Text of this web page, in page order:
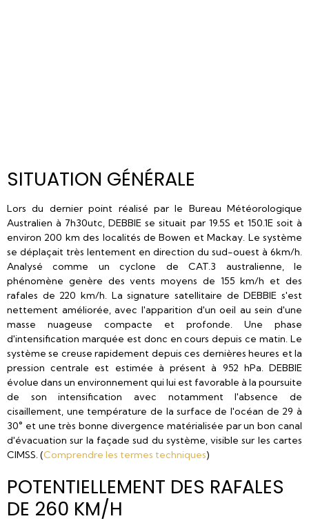
SITUATION GÉNÉRALE
Lors du dernier point réalisé par le Bureau Météorologique
Australien à 7h30utc, DEBBIE se situait par 19.5S et 150.1E soit à
environ 200 km des localités de Bowen et Mackay. Le système
se déplaçait très lentement en direction du sud-ouest à 6km/h.
Analysé comme un cyclone de CAT.3 australienne, le
phénomène genère des vents moyens de 155 km/h et des
rafales de 220 km/h. La signature satellitaire de DEBBIE s'est
nettement améliorée, avec l'apparition d'un oeil au sein d'une
masse nuageuse compacte et profonde. Une phase
d'intensification marquée est donc en cours depuis ce matin. Le
système se creuse rapidement depuis ces dernières heures et la
pression centrale est estimée à présent à 952 hPa. DEBBIE
évolue dans un environnement qui lui est favorable à la poursuite
de son intensification avec notamment l'absence de
cisaillement, une température de la surface de l'océan de 29 à
30° et une très bonne divergence matérialisée par un bon canal
d'évacuation sur la façade sud du système, visible sur les cartes
CIMSS. (Comprendre les termes techniques)
POTENTIELLEMENT DES RAFALES
DE 260 KM/H